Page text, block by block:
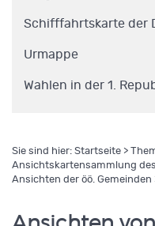
Schifffahrtskarte der
Urmappe
Wahlen in der 1.
Sie sind hier: Startseite >
Ansichtskartensammlung
Ansichten der öö. Gemeinden